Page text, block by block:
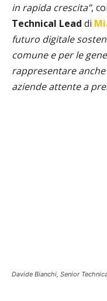
in rapida crescita”,
Technical Lead di
futuro digitale
comune e per le
rappresentare
aziende attente a
Davide Bianchi, Senior